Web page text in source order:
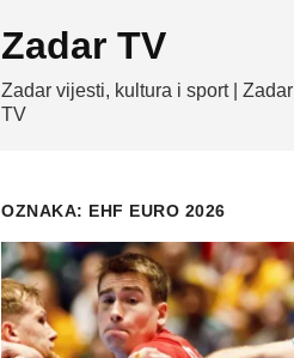
Zadar TV
Zadar vijesti, kultura i sport | Zadar
TV
OZNAKA: EHF EURO 2026